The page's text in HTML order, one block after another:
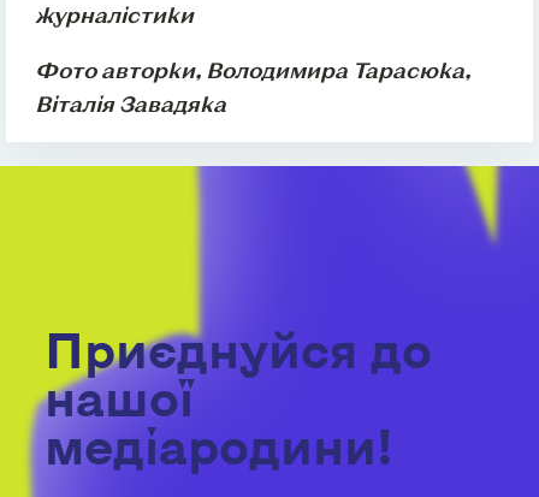
журналістики
Фото авторки, Володимира Тарасюка,
Віталія Завадяка
Приєднуйся до
нашої
медіародини!